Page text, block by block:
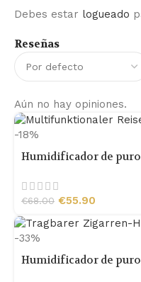
Reseñas
Aún no hay opiniones.
Debes estar logueado
-18%
Humidificador de
€68.00 €55.90
-33%
Humidificador de